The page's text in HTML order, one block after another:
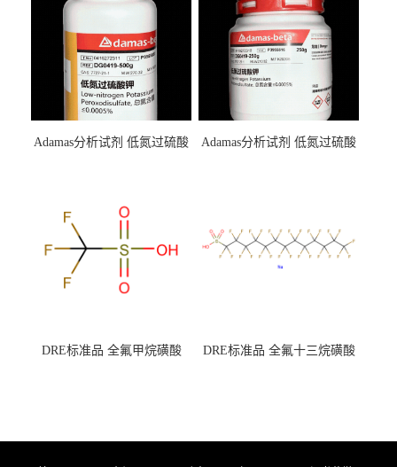
Adamas分析试剂 低氮过硫酸
（泰坦现货供应）
Adamas分析试剂 低氮过硫酸
DRE标准品 全氟甲烷磺酸
DRE标准品 全氟十三烷磺酸